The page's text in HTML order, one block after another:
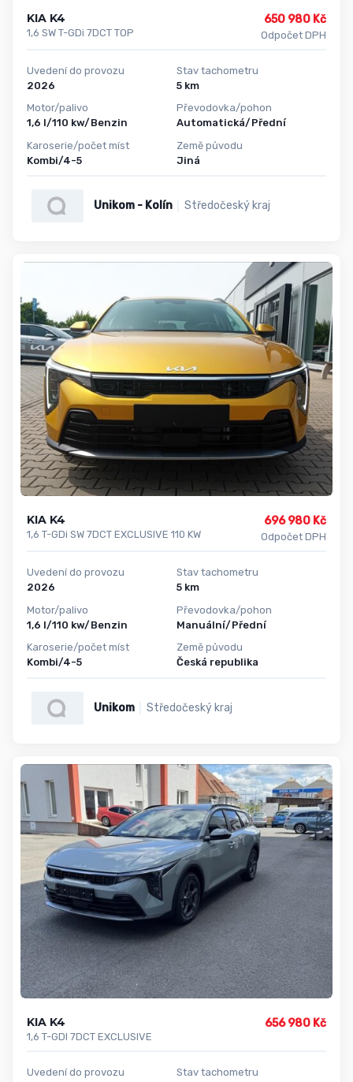
KIA K4
1,6 SW T-GDi 7DCT TOP
650 980 Kč
Odpočet DPH
Uvedení do provozu
2026
Motor/palivo
1,6 l/110 kw/Benzin
Karoserie/počet míst
Kombi/4-5
Stav tachometru
5 km
Převodovka/pohon
Automatická/Přední
Země původu
Jiná
Unikom - Kolín Středočeský kraj
KIA K4
1,6 T-GDi SW 7DCT EXCLUSIVE 110 KW
696 980 Kč
Odpočet DPH
Uvedení do provozu
2026
Motor/palivo
1,6 l/110 kw/Benzin
Karoserie/počet míst
Kombi/4-5
Stav tachometru
5 km
Převodovka/pohon
Manuální/Přední
Země původu
Česká republika
Unikom Středočeský kraj
KIA K4
1,6 T-GDI 7DCT EXCLUSIVE
656 980 Kč
Uvedení do provozu
Stav tachometru